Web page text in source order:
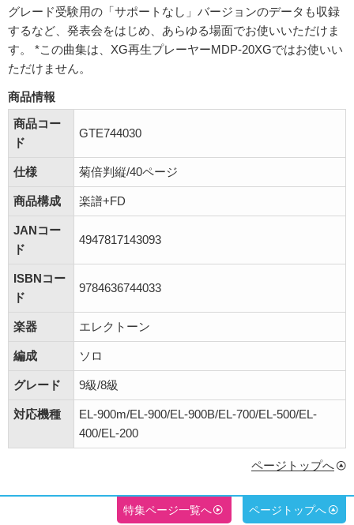
グレード受験用の「サポートなし」バージョンのデータも収録
するなど、発表会をはじめ、あらゆる場面でお使いいただけま
す。 *この曲集は、XG再生プレーヤーMDP-20XGではお使いい
ただけません。
商品情報
商品コー
ド
GTE744030
仕様 菊倍判縦/40ページ
商品構成 楽譜+FD
JANコー
ド
4947817143093
ISBNコー
ド
9784636744033
楽器 エレクトーン
編成 ソロ
グレード 9級/8級
対応機種
EL-900m/EL-900/EL-900B/EL-700/EL-500/EL-
400/EL-200
ページトップへ
特集ページ一覧へ ページトップへ